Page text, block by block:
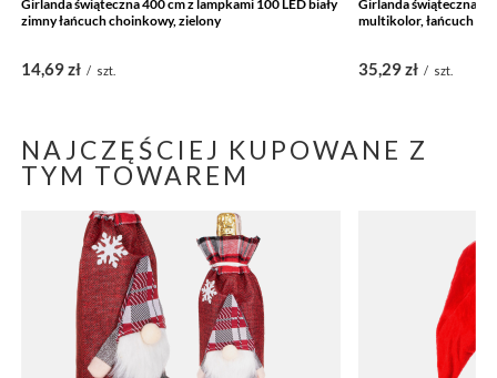
Girlanda świąteczna 400 cm z lampkami 100 LED biały
zimny łańcuch choinkowy, zielony
14,69 zł / szt.
Girlanda świąteczna
multikolor, łańcuch
35,29 zł / szt.
NAJCZĘŚCIEJ KUPOWANE Z
TYM TOWAREM